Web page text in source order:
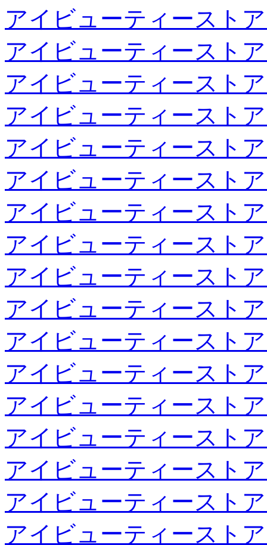
アイビューティースト
アイビューティースト
アイビューティースト
アイビューティースト
アイビューティースト
アイビューティースト
アイビューティースト
アイビューティースト
アイビューティースト
アイビューティースト
アイビューティースト
アイビューティースト
アイビューティースト
アイビューティースト
アイビューティースト
アイビューティースト
アイビューティースト